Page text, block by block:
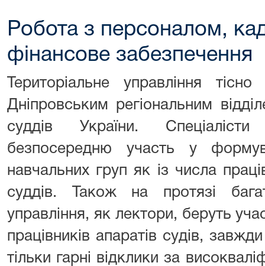
Робота з персоналом,
фінансове забезпечення
Територіальне управління
Дніпровським регіональним
суддів України.
безпосередню участь у
навчальних груп як із числа
суддів. Також на протязі
управління, як лектори, беруть
працівників апаратів судів,
тільки гарні відклики за